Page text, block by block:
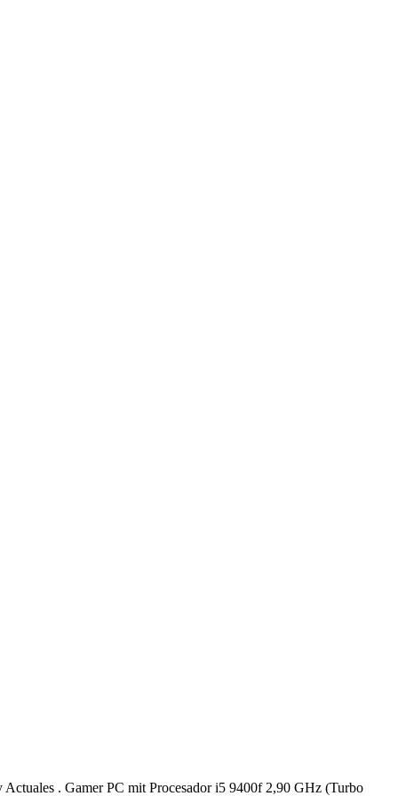
. Gamer PC mit Procesador i5 9400f 2,90 GHz (Turbo